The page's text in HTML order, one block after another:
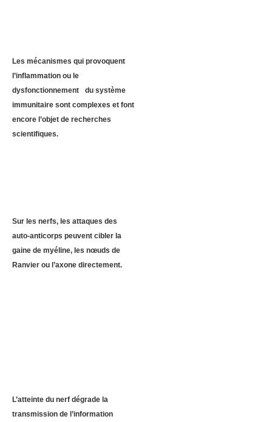
Les mécanismes qui provoquent
l’inflammation ou le
dysfonctionnement du système
immunitaire sont complexes et font
encore l’objet de recherches
scientifiques.
Sur les nerfs, les attaques des
auto-anticorps peuvent cibler la
gaine de myéline, les nœuds de
Ranvier ou l’axone directement.
L’atteinte du nerf dégrade la
transmission de l’information